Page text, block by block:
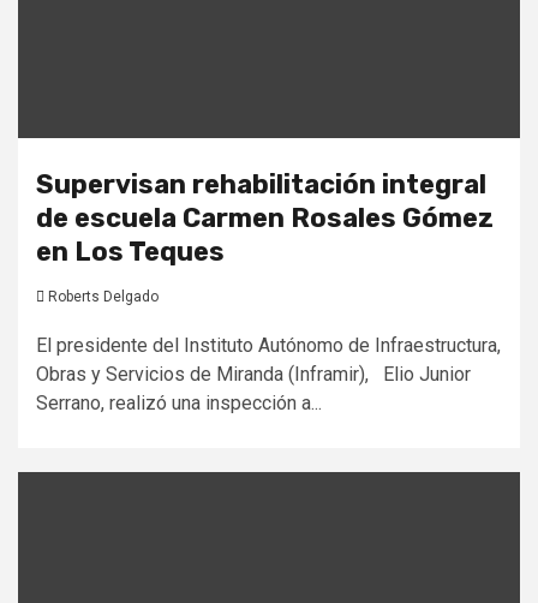
Supervisan rehabilitación integral
de escuela Carmen Rosales Gómez
en Los Teques
Roberts Delgado
El presidente del Instituto Autónomo de Infraestructura,
Obras y Servicios de Miranda (Inframir), Elio Junior
Serrano, realizó una inspección a...